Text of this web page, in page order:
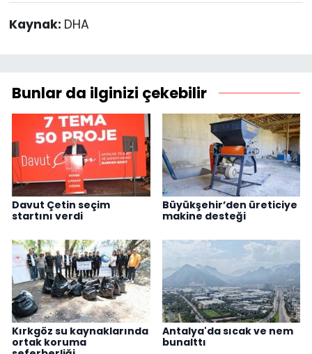
Kaynak: DHA
Bunlar da ilginizi çekebilir
Davut Çetin seçim
startını verdi
Büyükşehir’den üreticiye
makine desteği
Kırkgöz su kaynaklarında
ortak koruma
Antalya'da sıcak ve nem
bunalttı